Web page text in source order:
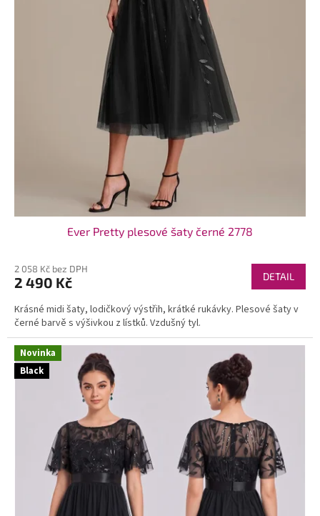
Ever Pretty plesové šaty černé 2778
2 058 Kč bez DPH
2 490 Kč DETAIL
Krásné midi šaty, lodičkový výstřih, krátké rukávky. Plesové šaty v
černé barvě s výšivkou z lístků. Vzdušný tyl.
Novinka
Black